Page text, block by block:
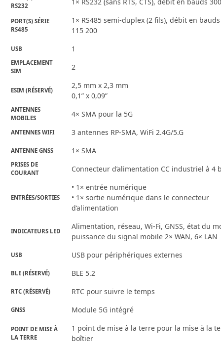
RS232
PORT(S) SÉRIE
RS485
1× RS485 semi-duplex (2 fils), débit en
115 200
USB 1
EMPLACEMENT
SIM
2
ESIM (RÉSERVÉ)
2,5 mm x 2,3 mm
0,1” x 0,09”
ANTENNES
MOBILES
4× SMA pour la 5G
ANTENNES WIFI 3 antennes RP-SMA, WiFi 2.4G/5.G
ANTENNE GNSS 1× SMA
PRISES DE
COURANT
Connecteur d’alimentation CC industriel à 4
ENTRÉES/SORTIES
• 1× entrée numérique
• 1× sortie numérique dans le connecteur
d’alimentation
INDICATEURS LED
Alimentation, réseau, Wi-Fi, GNSS, état du
puissance du signal mobile 2× WAN, 6× LAN
USB USB pour périphériques externes
BLE (RÉSERVÉ) BLE 5.2
RTC (RÉSERVÉ) RTC pour suivre le temps
GNSS Module 5G intégré
POINT DE MISE À
LA TERRE
1 point de mise à la terre pour la mise à la
boîtier